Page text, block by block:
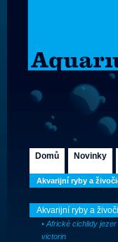
Domů Novinky
Akvarijní ryby a
Akvarijní ryby a
• Africké cichlidy jezer
victorin